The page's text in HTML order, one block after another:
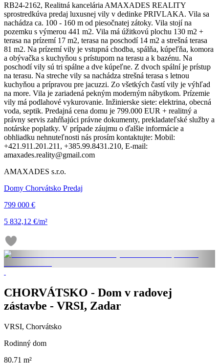
RB24-2162, Realitná kancelária AMAXADES REALITY
sprostredkúva predaj luxusnej vily v dedinke PRIVLAKA. Vila sa
nachádza ca. 100 - 160 m od piesočnatej zátoky. Vila stojí na
pozemku s výmerou 441 m2. Vila má úžitkovú plochu 130 m2 +
terasa na prízemí 17 m2, terasa na poschodí 14 m2 a strešná terasa
81 m2. Na prízemí vily je vstupná chodba, spálňa, kúpeľňa, komora
a obývačka s kuchyňou s prístupom na terasu a k bazénu. Na
poschodí vily sú tri spálne a dve kúpeľne. Z dvoch spální je prístup
na terasu. Na streche vily sa nachádza strešná terasa s letnou
kuchyňou a prípravou pre jacuzzi. Zo všetkých častí vily je výhľad
na more. Vila je zariadená pekným moderným nábytkom. Prízemie
vily má podlahové vykurovanie. Inžinierske siete: elektrina, obecná
voda, septik. Predajná cena domu je 799.000 EUR + realitný a
právny servis zahŕňajúci právne dokumenty, prekladateľské služby a
notárske poplatky. V prípade záujmu o ďalšie informácie a
obhliadku nehnuteľnosti nás prosím kontaktujte: Mobil:
+421.911.201.211, +385.99.8431.210, E-mail:
amaxades.reality@gmail.com
AMAXADES s.r.o.
Domy Chorvátsko Predaj
799 000 €
5 832,12 €/m²
CHORVÁTSKO - Dom v radovej
zástavbe - VRSI, Zadar
VRSI, Chorvátsko
Rodinný dom
80.71 m²